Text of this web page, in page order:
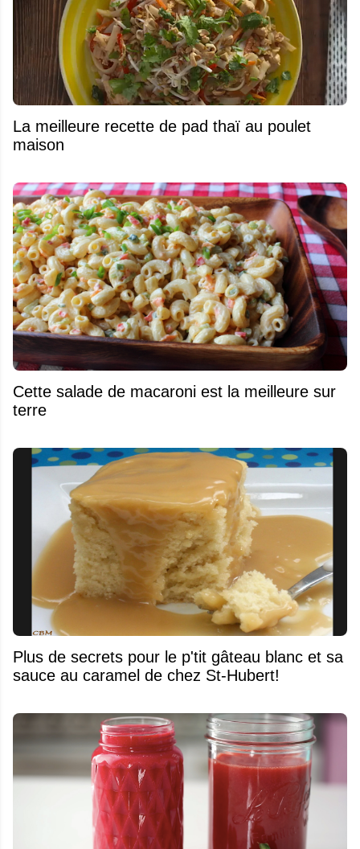
La meilleure recette de pad thaï au poulet
maison
Cette salade de macaroni est la meilleure sur
terre
Plus de secrets pour le p'tit gâteau blanc et sa
sauce au caramel de chez St-Hubert!